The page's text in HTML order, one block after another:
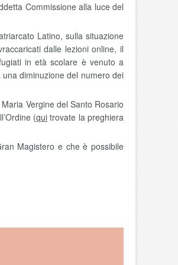
Commissione alla luce del
Latino, sulla situazione
dalle lezioni online, il
in età scolare è venuto a
diminuzione del numero dei
Vergine del Santo Rosario
(quitrovate la preghiera
Magistero e che è possibile